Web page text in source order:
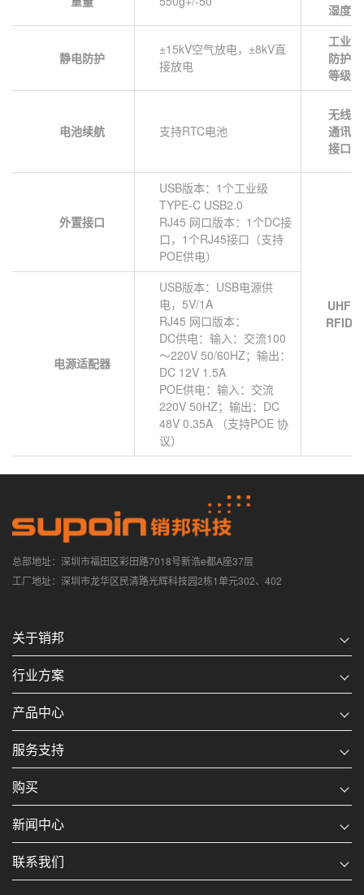
湿度
静电防护
±15kV空气放电，±8kV直
接放电
工业
防护
等级
电池续航 支持RTC电池
无线
通讯
接口
外置接口
USB版本：1个工业级
TYPE-C USB2.0
RJ45 网口版本：1个DC接
口，1个RJ45接口（支持
POE供电）
UHF
RFID
电源适配器
USB版本：USB电源供
电，5V/1A
RJ45 网口版本：
DC供电：输入：交流100
～220V 50/60HZ；输出：
DC 12V 1.5A
POE供电：输入：交流
220V 50HZ；输出：DC
48V 0.35A （支持POE 协
议）
总部地址：深圳市福田区彩田路7018号新浩e都A座37层
工厂地址：深圳市龙华区民清路光辉科技园2栋1单元302、402
关于销邦
行业方案
产品中心
服务支持
购买
新闻中心
联系我们